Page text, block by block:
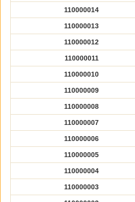
110000014
110000013
110000012
110000011
110000010
110000009
110000008
110000007
110000006
110000005
110000004
110000003